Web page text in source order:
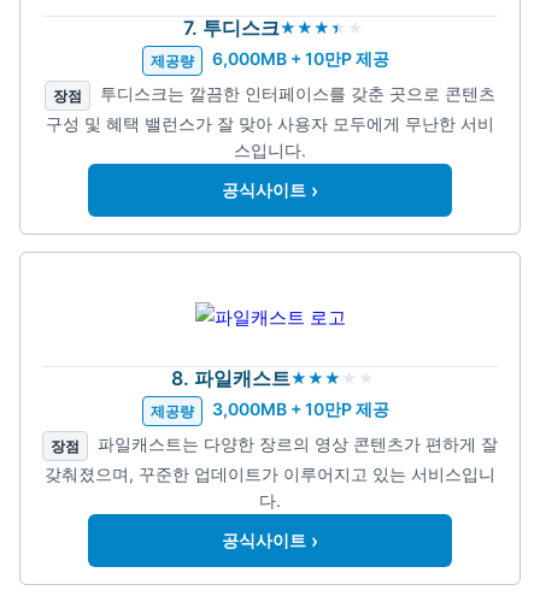
7. 투디스크
제공량 6,000MB + 10만P 제공
장점
투디스크는 깔끔한 인터페이스를 갖춘 곳으로 콘텐츠
구성 및 혜택 밸런스가 잘 맞아 사용자 모두에게 무난한 서비
스입니다.
공식사이트 ›
8. 파일캐스트
제공량 3,000MB + 10만P 제공
장점
파일캐스트는 다양한 장르의 영상 콘텐츠가 편하게 잘
갖춰졌으며, 꾸준한 업데이트가 이루어지고 있는 서비스입니
다.
공식사이트 ›